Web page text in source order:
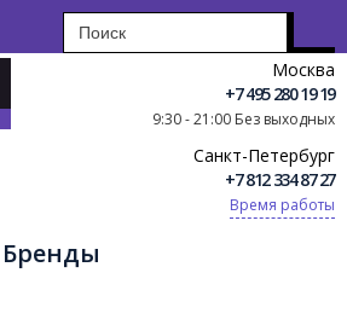
Москва
+7 495 280 19 19
9:30 - 21:00 Без выходных
Санкт-Петербург
+7 812 334 87 27
Время работы
Бренды